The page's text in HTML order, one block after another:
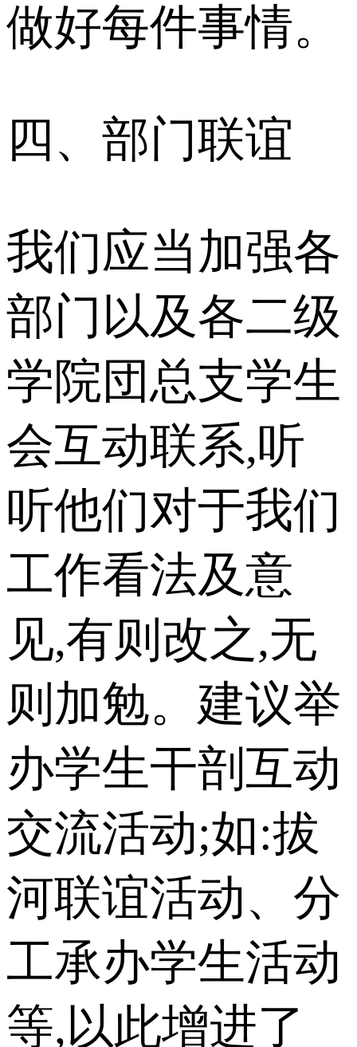
做好每件事情。
四、部门联谊
我们应当加强各
部门以及各二级
学院団总支学生
会互动联系,听
听他们对于我们
工作看法及意
见,有则改之,无
则加勉。建议举
办学生干剖互动
交流活动;如:拔
河联谊活动、分
工承办学生活动
等,以此增进了